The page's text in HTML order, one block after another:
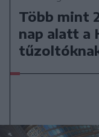
Több mint
nap alatt a